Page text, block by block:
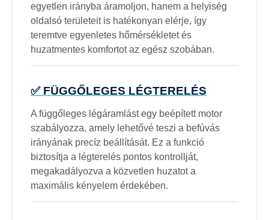
egyetlen irányba áramoljon, hanem a helyiség
oldalsó területeit is hatékonyan elérje, így
teremtve egyenletes hőmérsékletet és
huzatmentes komfortot az egész szobában.
✅ FÜGGŐLEGES LÉGTERELÉS
A függőleges légáramlást egy beépített motor
szabályozza, amely lehetővé teszi a befúvás
irányának precíz beállítását. Ez a funkció
biztosítja a légterelés pontos kontrollját,
megakadályozva a közvetlen huzatot a
maximális kényelem érdekében.